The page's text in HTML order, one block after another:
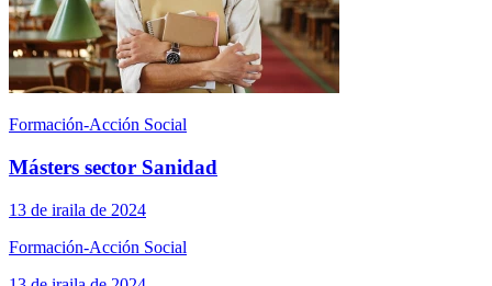
Formación-Acción Social
Másters sector Sanidad
13 de iraila de 2024
Formación-Acción Social